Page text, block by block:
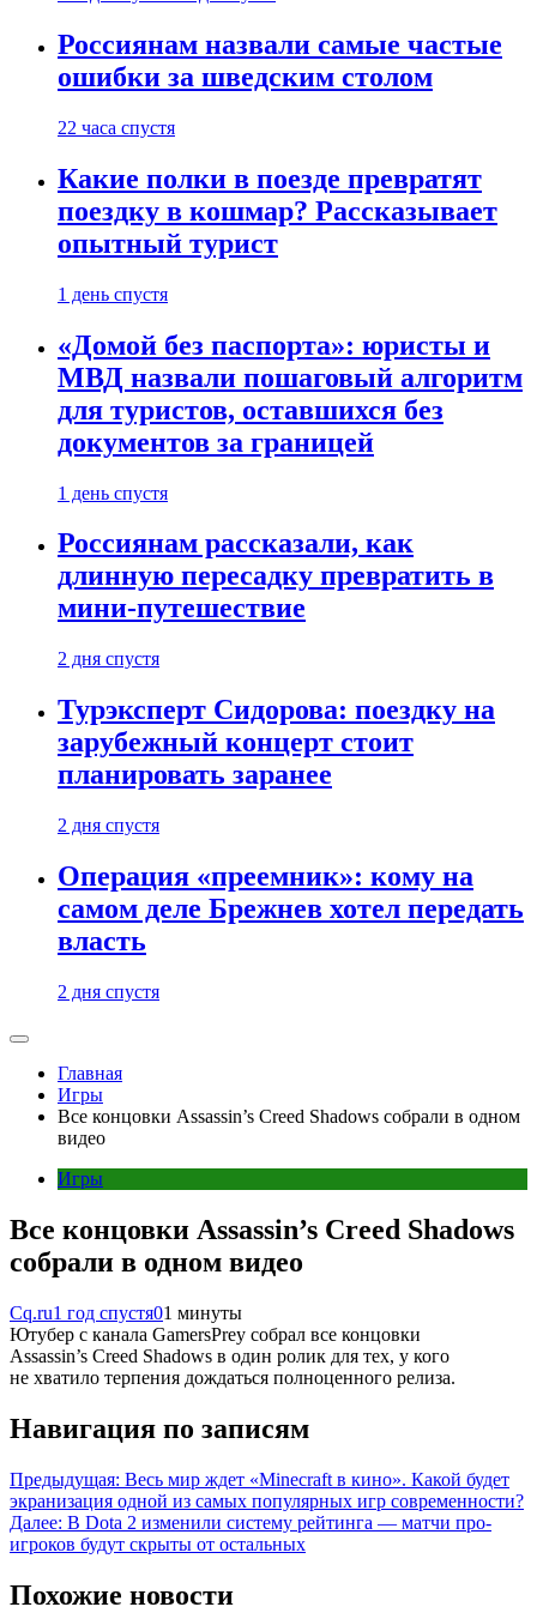
Россиянам назвали самые частые
ошибки за шведским столом
22 часа спустя
Какие полки в поезде превратят
поездку в кошмар? Рассказывает
опытный турист
1 день спустя
«Домой без паспорта»: юристы и
МВД назвали пошаговый алгоритм
для туристов, оставшихся без
документов за границей
1 день спустя
Россиянам рассказали, как
длинную пересадку превратить в
мини-путешествие
2 дня спустя
Турэксперт Сидорова: поездку на
зарубежный концерт стоит
планировать заранее
2 дня спустя
Операция «преемник»: кому на
самом деле Брежнев хотел передать
власть
2 дня спустя
Главная
Игры
Все концовки Assassin’s Creed Shadows собрали в одном
видео
Игры
Все концовки Assassin’s Creed Shadows
собрали в одном видео
Cq.ru1 год спустя01 минуты
Ютубер с канала GamersPrey собрал все концовки
Assassin’s Creed Shadows в один ролик для тех, у кого
не хватило терпения дождаться полноценного релиза.
Навигация по записям
Предыдущая: Весь мир ждет «Minecraft в кино». Какой будет
экранизация одной из самых популярных игр современности?
Далее: В Dota 2 изменили систему рейтинга — матчи про-
игроков будут скрыты от остальных
Похожие новости